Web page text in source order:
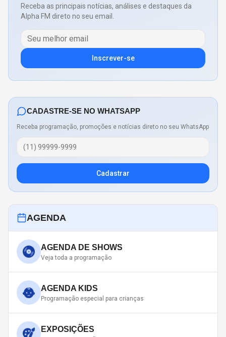
Receba as principais notícias, análises e destaques da
Alpha FM direto no seu email.
Inscrever-se
CADASTRE-SE NO WHATSAPP
Receba programação, promoções e notícias direto no seu WhatsApp
Cadastrar
AGENDA
AGENDA DE SHOWS
Veja toda a programação
AGENDA KIDS
Programação especial para crianças
EXPOSIÇÕES